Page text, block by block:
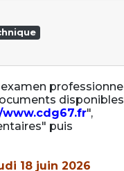
disponibles
",
puis
18 juin 2026